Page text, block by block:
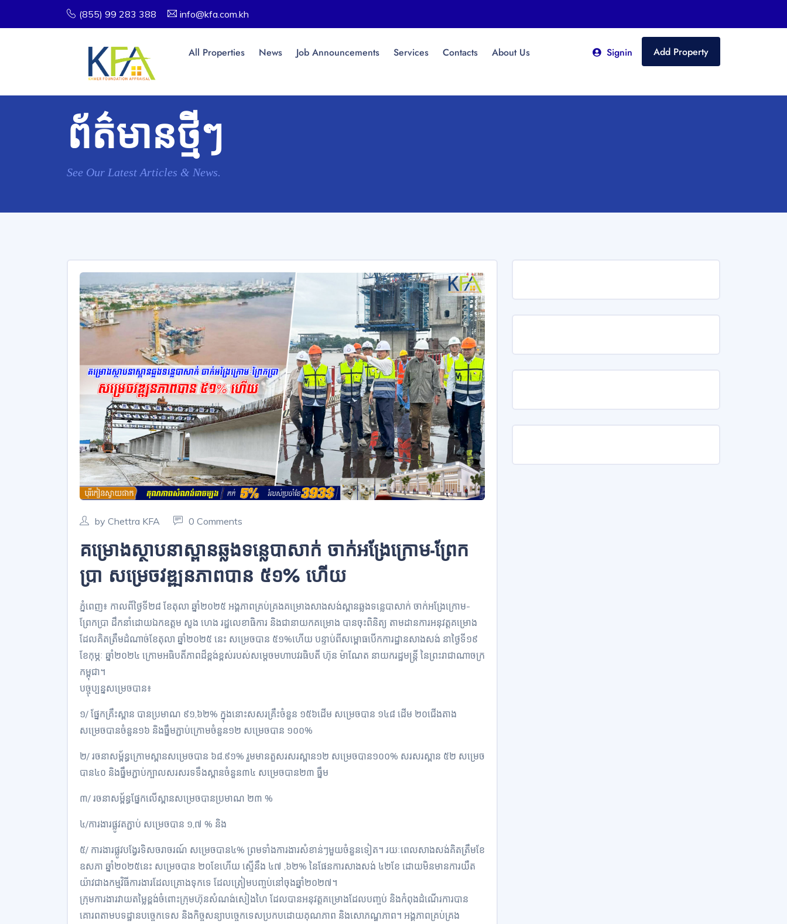
(855) 99 283 388 info@kfa.com.kh
All Properties News Job Announcements Services Contacts About Us Signin Add Property
ព័ត៌មានថ្មីៗ
See Our Latest Articles & News.
by Chettra KFA 0 Comments
គម្រោងស្ថាបនាស្ពានឆ្លងទន្លេបាសាក់ ចាក់អង្រែក្រោម-ព្រែក
ប្រា សម្រេចវឌ្ឍនភាពបាន ៥១% ហើយ
ភ្នំពេញ៖ កាលពីថ្ងៃទី២៨ ខែតុលា ឆ្នាំ២០២៥ អង្គភាពគ្រប់គ្រងគម្រោងសាងសង់ស្ពានឆ្លងទន្លេបាសាក់ ចាក់អង្រែក្រោម-
ព្រែកប្រា ដឹកនាំដោយឯកឧត្តម សួង ហេង រដ្ឋលេខាធិការ និងជានាយកគម្រោង បានចុះពិនិត្យ តាមដានការអនុវត្តគម្រោង
ដែលគិតត្រឹមដំណាច់ខែតុលា ឆ្នាំ២០២៥ នេះ សម្រេចបាន ៥១%ហើយ បន្ទាប់ពីសម្ពោធបើកការដ្ឋានសាងសង់ នាថ្ងៃទី១៩
ខែកុម្ភៈ ឆ្នាំ២០២៤ ក្រោមអធិបតីភាពដ៏ខ្ពង់ខ្ពស់របស់សម្តេចមហាបវរធិបតី ហ៊ុន ម៉ាណែត នាយករដ្ឋមន្ត្រី នៃព្រះរាជាណាចក្រ
កម្ពុជា។
បច្ចុប្បន្នសម្រេចបាន៖
១/ ផ្នែកគ្រឹះស្ពាន បានប្រមាណ ៩១,៦២% ក្នុងនោះសសរគ្រឹះចំនួន ១៥៦ដើម សម្រេចបាន ១៤៨ ដើម ២០ជើងតាង
សម្រេចបានចំនួន១៦ និងធ្នឹមភ្ជាប់ក្រោមចំនួន១២ សម្រេចបាន ១០០%
២/ រចនាសម្ព័ន្ធក្រោមស្ពានសម្រេចបាន ៦៨.៩១% រួមមានតួសរសរស្ពាន១២ សម្រេចបាន១០០% សរសរស្ពាន ៥២ សម្រេច
បាន៤០ និងធ្នឹមភ្ជាប់ក្បាលសរសរទទឹងស្ពានចំនួន៣៤ សម្រេចបាន២៣ ធ្នឹម
៣/ រចនាសម្ព័ន្ធផ្នែកលើស្ពានសម្រេចបានប្រមាណ ២៣ %
៤/ការងារផ្លូវតភ្ជាប់ សម្រេចបាន ១,៧ % និង
៥/ ការងារផ្លូវបង្វែរទិសចរាចរណ៍ សម្រេចបាន៤% ព្រមទាំងការងារសំខាន់ៗមួយចំនួនទៀត។ រយៈពេលសាងសង់គិតត្រឹមខែ
ឧសភា ឆ្នាំ២០២៥នេះ សម្រេចបាន ២០ខែហើយ ស្មើនឹង ៤៧ ,៦២% នៃផែនការសាងសង់ ៤២ខែ ដោយមិនមានការយឺត
យ៉ាវជាងកម្មវិធីការងារដែលគ្រោងទុកទេ ដែលត្រៀមបញ្ចប់នៅចុងឆ្នាំ២០២៧។
ក្រុមការងារវាយតម្លៃខ្ពង់ចំពោះក្រុមហ៊ុនសំណង់សៀងហៃ ដែលបានអនុវត្តគម្រោងដែលបញ្ចប់ និងកំពុងដំណើរការបាន
គោរពតាមបទដ្ឋានបច្ចេកទេស និងកិច្ចសន្យាបច្ចេកទេសប្រកបដោយគុណភាព និងសោភណ្ឌភាព។ អង្គភាពគ្រប់គ្រង